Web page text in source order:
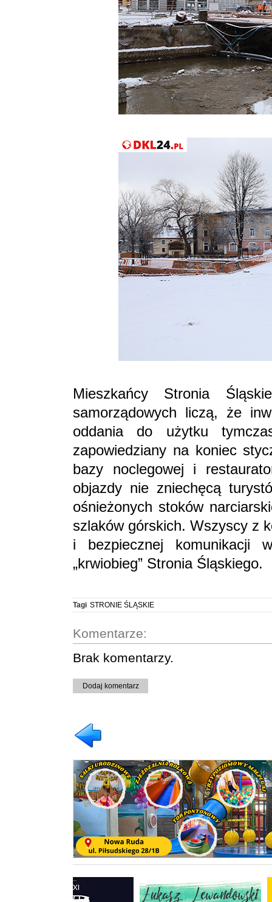
Mieszkańcy Stronia
samorządowych liczą, że
oddania do użytku
zapowiedziany na koniec
bazy noclegowej i
objazdy nie zniechęcą
ośnieżonych stoków
szlaków górskich. Wszyscy z
i bezpiecznej komunikacji
„krwiobieg” Stronia Śląskiego.
Tagi STRONIE ŚLĄSKIE
Komentarze:
Brak komentarzy.
Dodaj komentarz